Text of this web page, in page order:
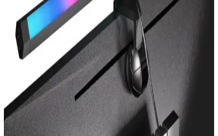
Aydınlatması
SİSA'nın geliştirdiği T10 W5w Canbus LED ampul, yüksek enerji
verimliliği ve kolay montajıyla otomobilinizin aydınlatmasını yeniler,
gece sürüşlerini güvenli ve konforlu hale getirir.
Philips Beyaz Ampuller ve Aydınlatma
Teknolojilerinde Yenilikler ve Gelecek Vizyonu
Philips’in beyaz ampulleri, enerji tasarrufu, akıllı kontrol ve
sürdürülebilirlik özellikleriyle modern aydınlatma çözümleri sunar,
yaşam kalitenizi artırır.
Monitör Lambası Seçimi ve Çalışma Ortamını